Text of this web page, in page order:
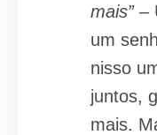
mais” –
um
nisso
juntos,
mais.